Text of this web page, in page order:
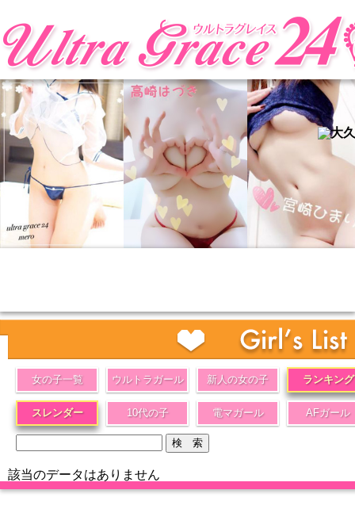
女の子一覧 ウルトラガール 新人の女の子 ランキング
スレンダー 10代の子 電マガール AFガール
該当のデータはありません